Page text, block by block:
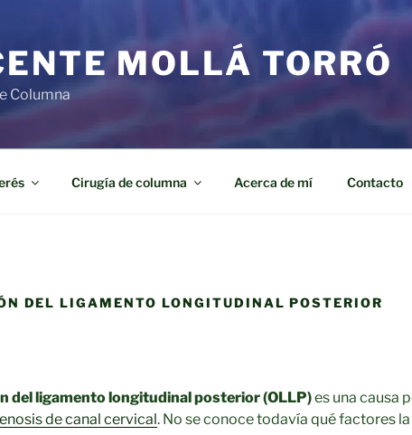
MOLLÁ TORRÓ
Columna
Cirugía de columna Acerca de mí Contacto
DEL LIGAMENTO LONGITUDINAL POSTERIOR
del ligamento longitudinal posterior (OLLP)es una causa
de canal cervical. No se conoce todavía qué factores